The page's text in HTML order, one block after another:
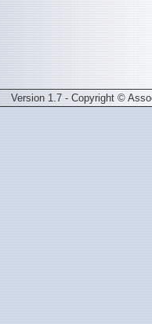
Version 1.7 - Copyright ©